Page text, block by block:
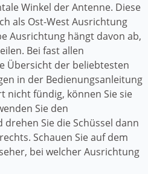
Winkel der Antenne. Diese
als Ost-West Ausrichtung
Ausrichtung hängt davon ab,
Bei fast allen
Übersicht der beliebtesten
in der Bedienungsanleitung
nicht fündig, können Sie sie
Sie den
Sie die Schüssel dann
Schauen Sie auf dem
bei welcher Ausrichtung